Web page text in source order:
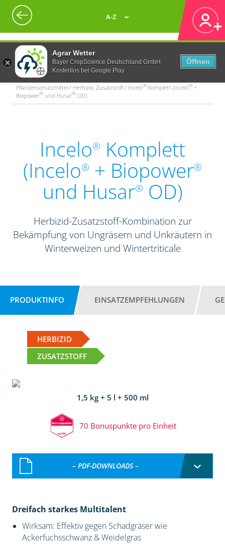
Agrar Wetter
Bayer CropScience Deutschland GmbH
Kostenlos bei Google Play
Öffnen
A-Z
Pflanzenschutzmittel / Herbizid, Zusatzstoff / Incelo® Komplett (Incelo® +
Biopower® und Husar® OD)
Incelo® Komplett
(Incelo® + Biopower®
und Husar® OD)
Herbizid-Zusatzstoff-Kombination zur
Bekämpfung von Ungräsern und Unkräutern in
Winterweizen und Wintertriticale
PRODUKTINFO EINSATZEMPFEHLUNGEN
HERBIZID
ZUSATZSTOFF
1,5 kg + 5 l + 500 ml
70 Bonuspunkte pro Einheit
– PDF-DOWNLOADS –
Dreifach starkes Multitalent
Wirksam: Effektiv gegen Schadgräser wie
Ackerfuchsschwanz & Weidelgras